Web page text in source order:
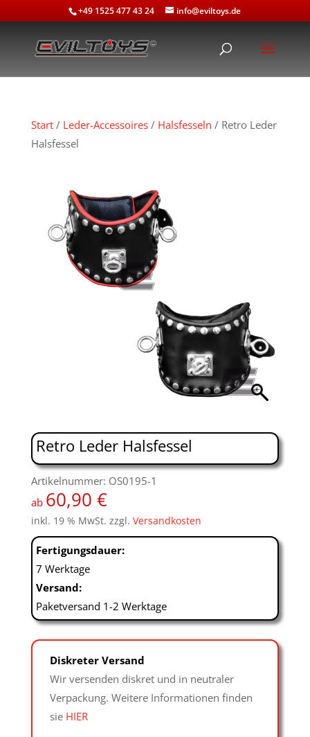
+49 1525 477 43 24 info@eviltoys.de
Start/ Leder-Accessoires/ Halsfesseln / Retro Leder
Halsfessel
Retro Leder Halsfessel
Artikelnummer: OS0195-1
ab 60,90 €
inkl. 19 % MwSt. zzgl. Versandkosten
Fertigungsdauer:
7 Werktage
Versand:
Paketversand 1-2 Werktage
Diskreter Versand
Wir versenden diskret und in neutraler
Verpackung. Weitere Informationen finden
sie HIER